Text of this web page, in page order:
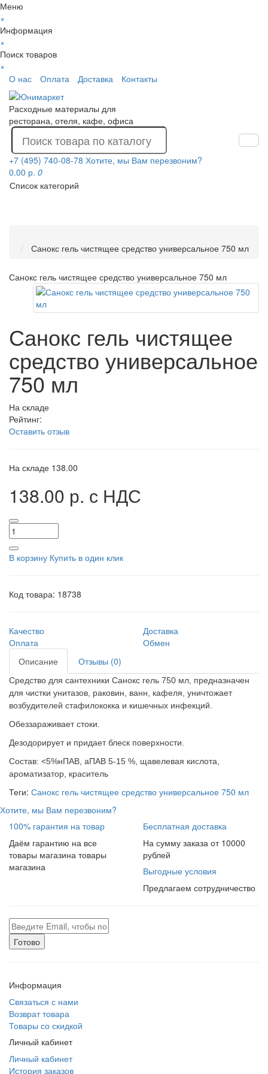
Меню
×
Информация
×
Поиск товаров
×
О нас
Оплата Доставка Контакты
Расходные материалы для
ресторана, отеля, кафе, офиса
+7 (495) 740-08-78 Хотите, мы Вам перезвоним?
0.00 р. 0
Список категорий
Санокс гель чистящее средство универсальное 750 мл
Санокс гель чистящее средство универсальное 750 мл
Санокс гель чистящее
средство универсальное
750 мл
На складе
Рейтинг:
Оставить отзыв
На складе 138.00
138.00 р. с НДС
В корзину Купить в один клик
Код товара: 18738
Качество
Доставка
Оплата
Обмен
Описание
Отзывы (0)
Средство для сантехники Санокс гель 750 мл, предназначен
для чистки унитазов, раковин, ванн, кафеля, уничтожает
возбудителей стафилококка и кишечных инфекций.
Обеззараживает стоки.
Дезодорирует и придает блеск поверхности.
Состав: <5%нПАВ, аПАВ 5-15 %, щавелевая кислота,
ароматизатор, краситель
Теги: Санокс гель чистящее средство универсальное 750 мл
Хотите, мы Вам перезвоним?
100% гарантия на товар
Даём гарантию на все
товары магазина товары
магазина
Бесплатная доставка
На сумму заказа от 10000
рублей
Выгодные условия
Предлагаем сотрудничество
Готово
Информация
Связаться с нами
Возврат товара
Товары со скидкой
Личный кабинет
Личный кабинет
История заказов